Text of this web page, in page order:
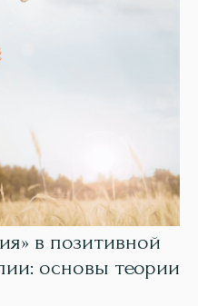
в позитивной
основы теории